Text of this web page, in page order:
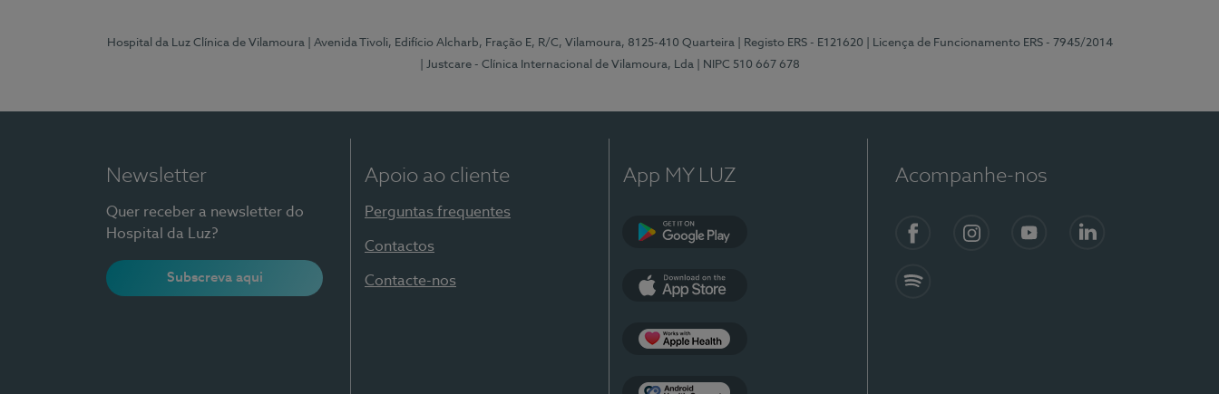
Hospital da Luz Clínica de Vilamoura | Avenida Tivoli, Edifício Alcharb, Fração E, R/C, Vilamoura, 8125-410 Quarteira | Registo ERS - E121620
| Licença de Funcionamento ERS - 7945/2014
| Justcare - Clínica Internacional de Vilamoura, Lda
| NIPC 510 667 678
Newsletter
Quer receber a newsletter do
Hospital da Luz?
Subscreva aqui
Apoio ao cliente
Perguntas frequentes
Contactos
Contacte-nos
App MY LUZ Acompanhe-nos